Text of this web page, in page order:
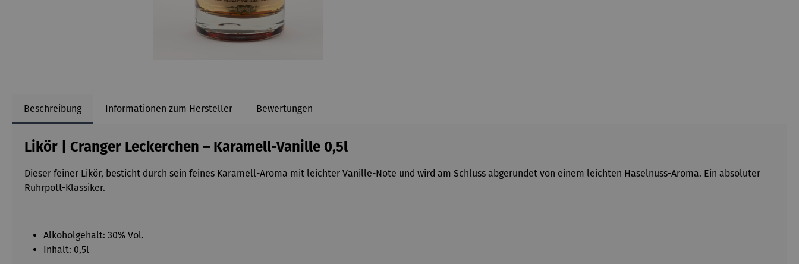
Beschreibung Informationen zum Hersteller Bewertungen
Likör | Cranger Leckerchen – Karamell-Vanille 0,5l
Dieser feiner Likör, besticht durch sein feines Karamell-Aroma mit leichter Vanille-Note und wird am Schluss abgerundet von einem leichten Haselnuss-Aroma. Ein absoluter
Ruhrpott-Klassiker.
Alkoholgehalt: 30% Vol.
Inhalt: 0,5l